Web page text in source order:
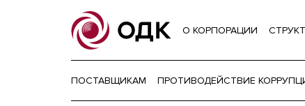
О КОРПОРАЦИИ
ПОСТАВЩИКАМ ПРОТИВОДЕЙСТВИЕ